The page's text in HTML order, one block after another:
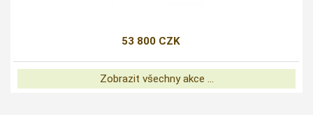
53 800 CZK
Zobrazit všechny akce ...